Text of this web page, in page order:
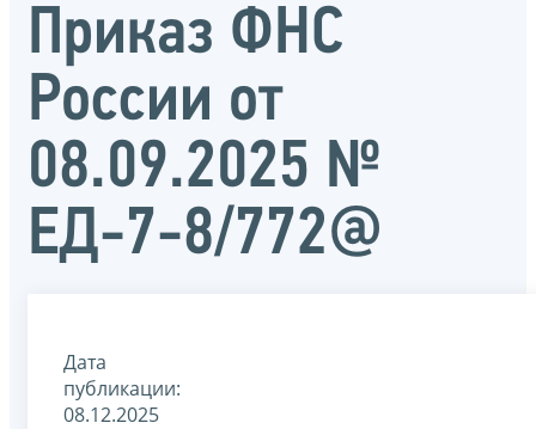
Приказ ФНС
России от
08.09.2025 №
ЕД-7-8/772@
Дата
публикации:
08.12.2025